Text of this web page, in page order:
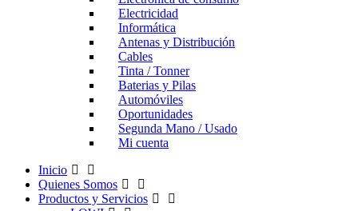
Electricidad
Informática
Antenas y Distribución
Cables
Tinta / Tonner
Baterias y Pilas
Automóviles
Oportunidades
Segunda Mano / Usado
Mi cuenta
Inicio
Quienes Somos
Productos y Servicios